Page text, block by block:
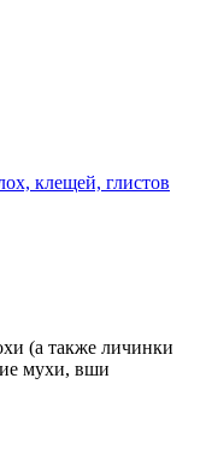
клещей, глистов
(а также личинки
мухи, вши